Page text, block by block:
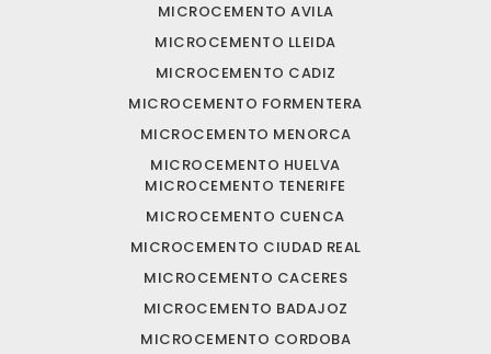
MICROCEMENTO AVILA
MICROCEMENTO LLEIDA
MICROCEMENTO CADIZ
MICROCEMENTO FORMENTERA
MICROCEMENTO MENORCA
MICROCEMENTO HUELVA
MICROCEMENTO TENERIFE
MICROCEMENTO CUENCA
MICROCEMENTO CIUDAD REAL
MICROCEMENTO CACERES
MICROCEMENTO BADAJOZ
MICROCEMENTO CORDOBA